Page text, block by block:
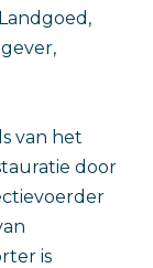
van het
door
is